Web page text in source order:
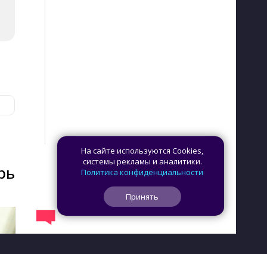
На сайте используются Cookies,
системы рекламы и аналитики.
Политика конфиденциальности
Принять